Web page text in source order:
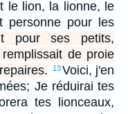
le lion, la lionne, le
personne pour les
pour ses petits,
de proie
13 Voici, j'en
Je réduirai tes
tes lionceaux,